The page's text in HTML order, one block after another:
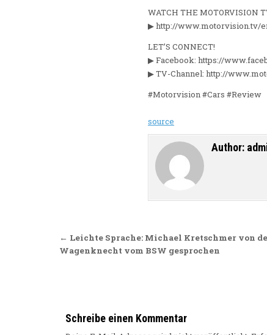
WATCH THE MOTORVISION
▶ http://www.motorvision.tv/
LET’S CONNECT!
▶ Facebook: https://
▶ TV-Channel: http://
#Motorvision #Cars #Review
source
Author:
Beitragsnavigation
← Leichte Sprache: Michael Kretschmer von
Wagenknecht vom BSW gesprochen
Schreibe einen Kommentar